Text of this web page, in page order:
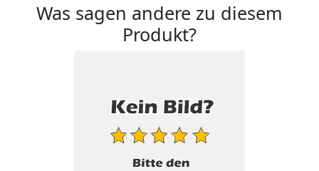
Was sagen andere zu diesem
Produkt?